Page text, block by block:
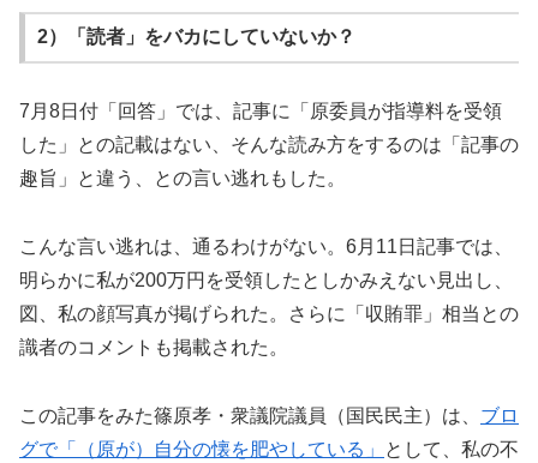
2）「読者」をバカにしていないか？
7月8日付「回答」では、記事に「原委員が指導料を受領
した」との記載はない、そんな読み方をするのは「記事の
趣旨」と違う、との言い逃れもした。
こんな言い逃れは、通るわけがない。6月11日記事では、
明らかに私が200万円を受領したとしかみえない見出し、
図、私の顔写真が掲げられた。さらに「収賄罪」相当との
識者のコメントも掲載された。
この記事をみた篠原孝・衆議院議員（国民民主）は、 ブロ
グで「（原が）自分の懐を肥やしている」
として、私の不